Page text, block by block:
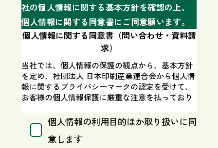
社の個人情報に関する基本方針を確認の上、
個人情報に関する同意書にご同意願います。
個人情報に関する同意書（問い合わせ・資料請
求）
当社では、個人情報の保護の観点から、基本方針
を定め、社団法人 日本印刷産業連合会から個人情
報に関するプライバシーマークの認定を受けて、
お客様の個人情報保護に厳重な注意を払っており
ただき、下記事項を確認の上、同意していただき
ますようお願い申し上げます。
個人情報の利用目的ほか取り扱いに同
意します